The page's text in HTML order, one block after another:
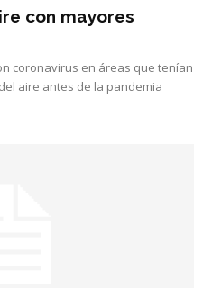
con mayores
coronavirus en áreas que tenían
aire antes de la pandemia